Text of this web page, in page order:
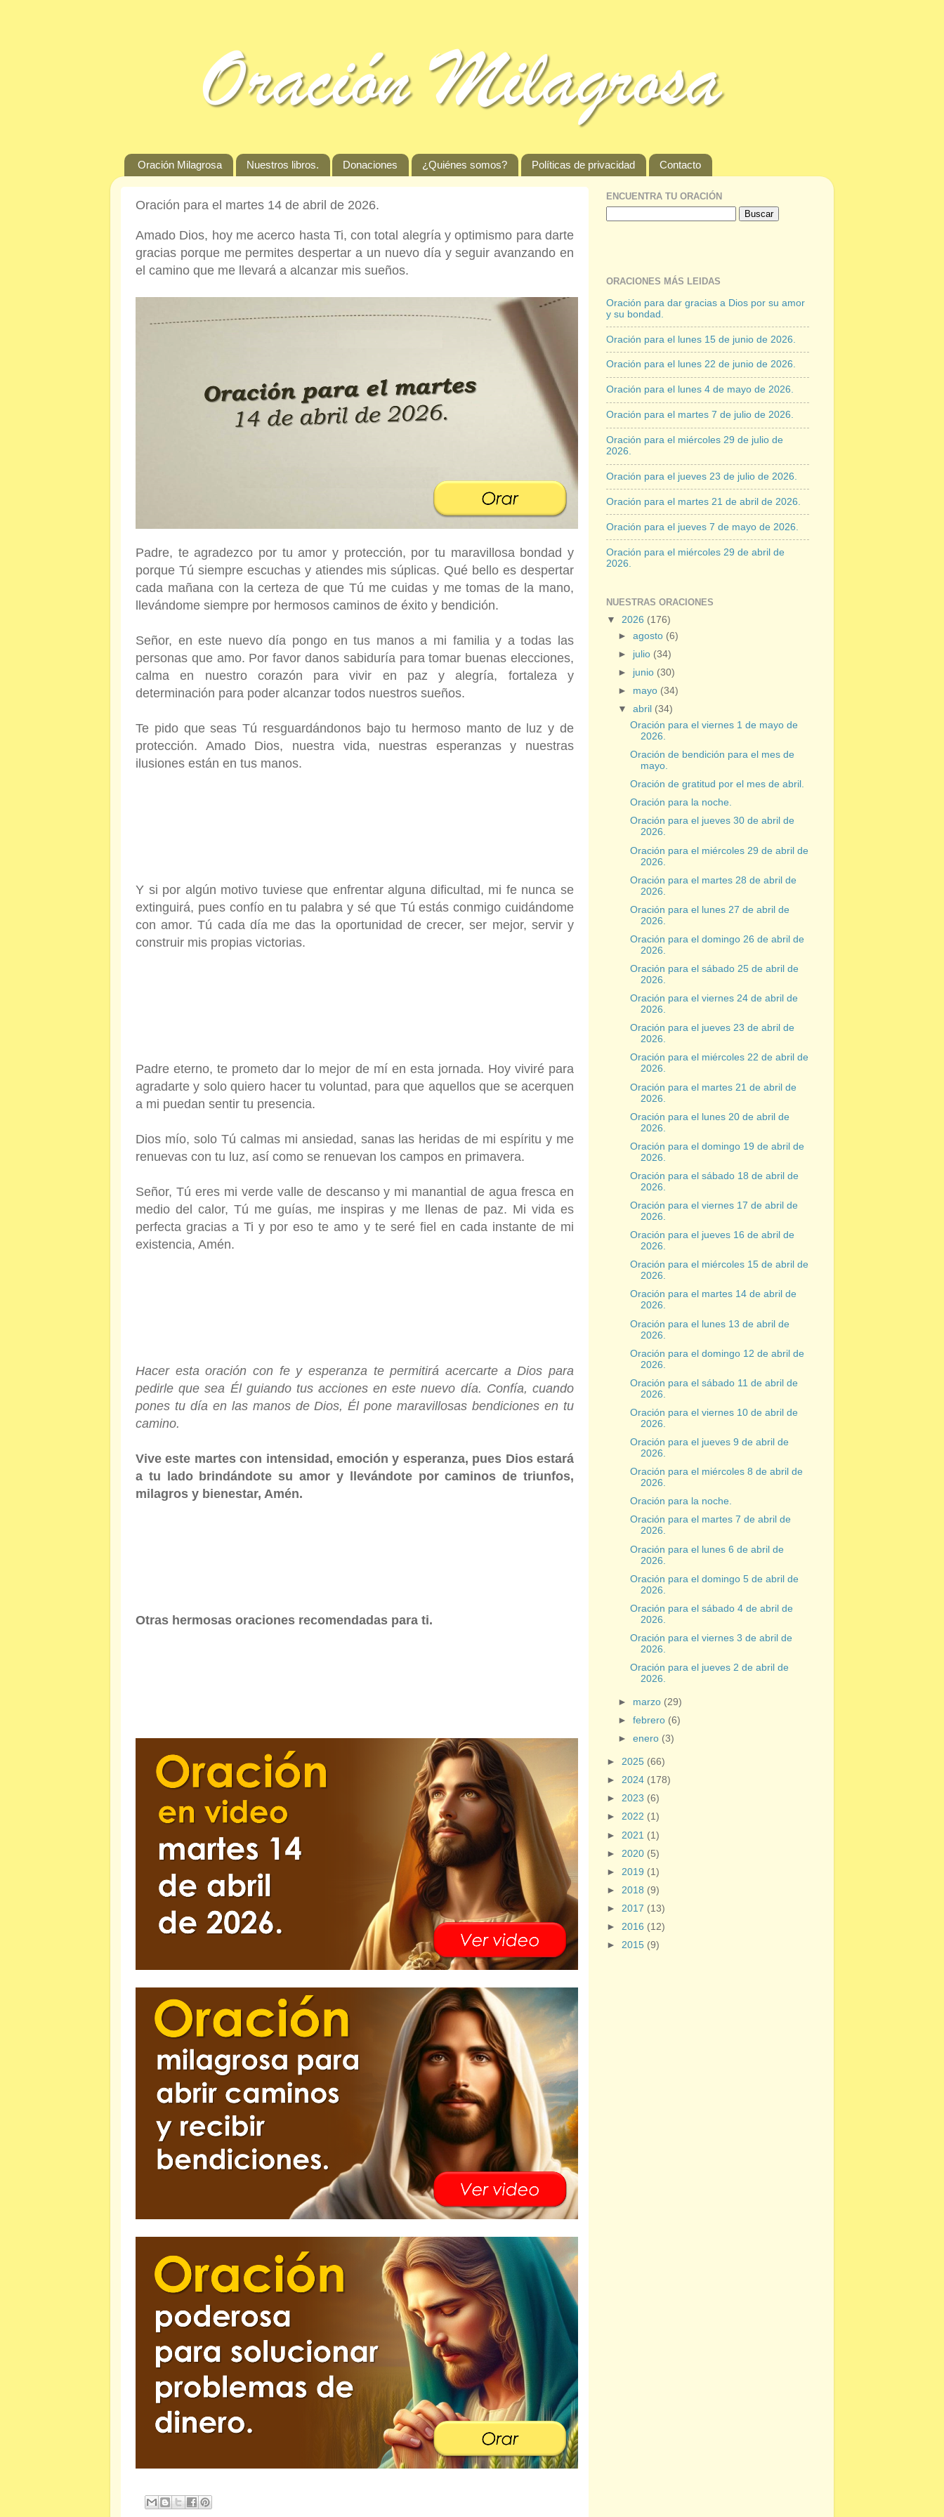
Oración Milagrosa Nuestros libros. Donaciones ¿Quiénes somos? Políticas de privacidad Contacto
Oración para el martes 14 de abril de 2026.
Amado Dios, hoy me acerco hasta Ti, con total alegría y optimismo para darte
gracias porque me permites despertar a un nuevo día y seguir avanzando en
el camino que me llevará a alcanzar mis sueños.
Padre, te agradezco por tu amor y protección, por tu maravillosa bondad y
porque Tú siempre escuchas y atiendes mis súplicas. Qué bello es despertar
cada mañana con la certeza de que Tú me cuidas y me tomas de la mano,
llevándome siempre por hermosos caminos de éxito y bendición.
Señor, en este nuevo día pongo en tus manos a mi familia y a todas las
personas que amo. Por favor danos sabiduría para tomar buenas elecciones,
calma en nuestro corazón para vivir en paz y alegría, fortaleza y
determinación para poder alcanzar todos nuestros sueños.
Te pido que seas Tú resguardándonos bajo tu hermoso manto de luz y de
protección. Amado Dios, nuestra vida, nuestras esperanzas y nuestras
ilusiones están en tus manos.
Y si por algún motivo tuviese que enfrentar alguna dificultad, mi fe nunca se
extinguirá, pues confío en tu palabra y sé que Tú estás conmigo cuidándome
con amor. Tú cada día me das la oportunidad de crecer, ser mejor, servir y
construir mis propias victorias.
Padre eterno, te prometo dar lo mejor de mí en esta jornada. Hoy viviré para
agradarte y solo quiero hacer tu voluntad, para que aquellos que se acerquen
a mi puedan sentir tu presencia.
Dios mío, solo Tú calmas mi ansiedad, sanas las heridas de mi espíritu y me
renuevas con tu luz, así como se renuevan los campos en primavera.
Señor, Tú eres mi verde valle de descanso y mi manantial de agua fresca en
medio del calor, Tú me guías, me inspiras y me llenas de paz. Mi vida es
perfecta gracias a Ti y por eso te amo y te seré fiel en cada instante de mi
existencia, Amén.
Hacer esta oración con fe y esperanza te permitirá acercarte a Dios para
pedirle que sea Él guiando tus acciones en este nuevo día. Confía, cuando
pones tu día en las manos de Dios, Él pone maravillosas bendiciones en tu
camino.
Vive este martes con intensidad, emoción y esperanza, pues Dios estará
a tu lado brindándote su amor y llevándote por caminos de triunfos,
milagros y bienestar, Amén.
Otras hermosas oraciones recomendadas para ti.
ENCUENTRA TU ORACIÓN
ORACIONES MÁS LEIDAS
Oración para dar gracias a Dios por su amor
y su bondad.
Oración para el lunes 15 de junio de 2026.
Oración para el lunes 22 de junio de 2026.
Oración para el lunes 4 de mayo de 2026.
Oración para el martes 7 de julio de 2026.
Oración para el miércoles 29 de julio de
2026.
Oración para el jueves 23 de julio de 2026.
Oración para el martes 21 de abril de 2026.
Oración para el jueves 7 de mayo de 2026.
Oración para el miércoles 29 de abril de
2026.
NUESTRAS ORACIONES
▼ 2026 (176)
►agosto (6)
► julio (34)
► junio (30)
► mayo (34)
▼abril (34)
Oración para el viernes 1 de mayo de
2026.
Oración de bendición para el mes de
mayo.
Oración de gratitud por el mes de abril.
Oración para la noche.
Oración para el jueves 30 de abril de
2026.
Oración para el miércoles 29 de abril de
2026.
Oración para el martes 28 de abril de
2026.
Oración para el lunes 27 de abril de
2026.
Oración para el domingo 26 de abril de
2026.
Oración para el sábado 25 de abril de
2026.
Oración para el viernes 24 de abril de
2026.
Oración para el jueves 23 de abril de
2026.
Oración para el miércoles 22 de abril de
2026.
Oración para el martes 21 de abril de
2026.
Oración para el lunes 20 de abril de
2026.
Oración para el domingo 19 de abril de
2026.
Oración para el sábado 18 de abril de
2026.
Oración para el viernes 17 de abril de
2026.
Oración para el jueves 16 de abril de
2026.
Oración para el miércoles 15 de abril de
2026.
Oración para el martes 14 de abril de
2026.
Oración para el lunes 13 de abril de
2026.
Oración para el domingo 12 de abril de
2026.
Oración para el sábado 11 de abril de
2026.
Oración para el viernes 10 de abril de
2026.
Oración para el jueves 9 de abril de
2026.
Oración para el miércoles 8 de abril de
2026.
Oración para la noche.
Oración para el martes 7 de abril de
2026.
Oración para el lunes 6 de abril de
2026.
Oración para el domingo 5 de abril de
2026.
Oración para el sábado 4 de abril de
2026.
Oración para el viernes 3 de abril de
2026.
Oración para el jueves 2 de abril de
2026.
► marzo (29)
►febrero (6)
►enero (3)
► 2025 (66)
► 2024 (178)
► 2023 (6)
► 2022 (1)
► 2021 (1)
► 2020 (5)
► 2019 (1)
► 2018 (9)
► 2017 (13)
► 2016 (12)
► 2015 (9)